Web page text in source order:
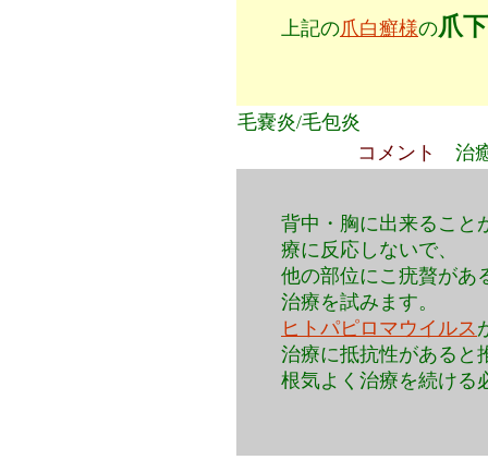
上記の爪白癬様の爪
毛嚢炎/毛包炎
コメント 治
背中・胸に出来ること
療に反応しないで、
他の部位にこ疣贅があ
治療を試みます。
ヒトパピロマウイルス
治療に抵抗性があると
根気よく治療を続ける